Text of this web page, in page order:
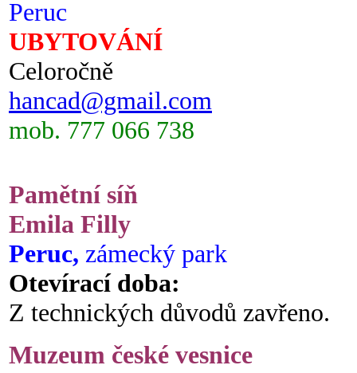
Peruc
UBYTOVÁNÍ
Celoročně
hancad@gmail.com
mob. 777 066 738
Pamětní síň
Emila Filly
Peruc, zámecký park
Otevírací doba:
Z technických důvodů zavřeno.
Muzeum české vesnice